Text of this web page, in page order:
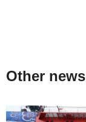
Other news